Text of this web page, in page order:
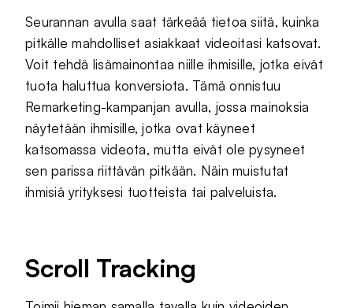
Seurannan avulla saat tärkeää tietoa siitä, kuinka
pitkälle mahdolliset asiakkaat videoitasi katsovat.
Voit tehdä lisämainontaa niille ihmisille, jotka eivät
tuota haluttua konversiota. Tämä onnistuu
Remarketing-kampanjan avulla, jossa mainoksia
näytetään ihmisille, jotka ovat käyneet
katsomassa videota, mutta eivät ole pysyneet
sen parissa riittävän pitkään. Näin muistutat
ihmisiä yrityksesi tuotteista tai palveluista.
Scroll Tracking